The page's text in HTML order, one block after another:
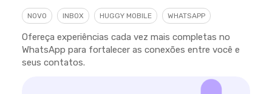
NOVO INBOX HUGGY MOBILE WHATSAPP
Ofereça experiências cada vez mais completas no
WhatsApp para fortalecer as conexões entre você e
seus contatos.